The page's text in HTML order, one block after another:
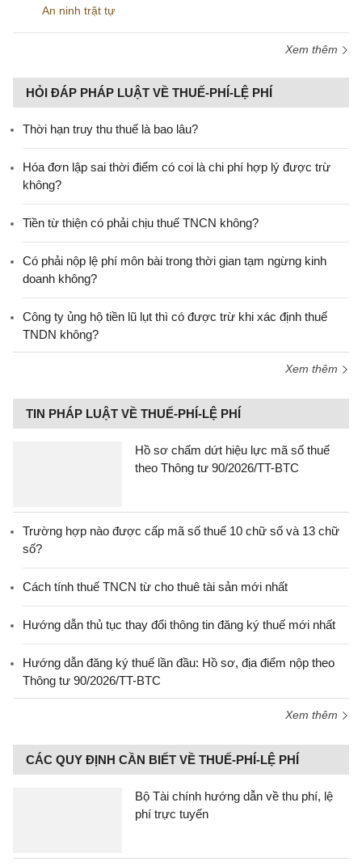
An ninh trật tự
Xem thêm
HỎI ĐÁP PHÁP LUẬT VỀ THUẾ-PHÍ-LỆ PHÍ
Thời hạn truy thu thuế là bao lâu?
Hóa đơn lập sai thời điểm có coi là chi phí hợp lý được trừ
không?
Tiền từ thiện có phải chịu thuế TNCN không?
Có phải nộp lệ phí môn bài trong thời gian tạm ngừng kinh
doanh không?
Công ty ủng hộ tiền lũ lụt thì có được trừ khi xác định thuế
TNDN không?
Xem thêm
TIN PHÁP LUẬT VỀ THUẾ-PHÍ-LỆ PHÍ
Hồ sơ chấm dứt hiệu lực mã số thuế
theo Thông tư 90/2026/TT-BTC
Trường hợp nào được cấp mã số thuế 10 chữ số và 13 chữ
số?
Cách tính thuế TNCN từ cho thuê tài sản mới nhất
Hướng dẫn thủ tục thay đổi thông tin đăng ký thuế mới nhất
Hướng dẫn đăng ký thuế lần đầu: Hồ sơ, địa điểm nộp theo
Thông tư 90/2026/TT-BTC
Xem thêm
CÁC QUY ĐỊNH CẦN BIẾT VỀ THUẾ-PHÍ-LỆ PHÍ
Bộ Tài chính hướng dẫn về thu phí, lệ
phí trực tuyến